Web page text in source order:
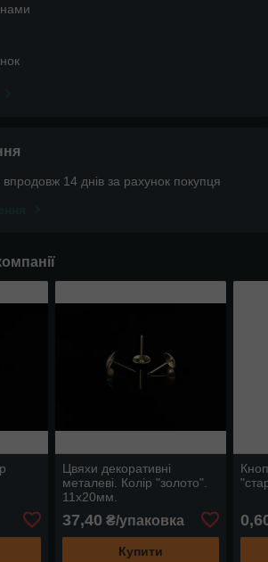
14 днів за рахунок покупця
Цвяхи декоративні
металеві. Колір "золото".
11х20мм.
37,40 ₴/упаковка
Купити